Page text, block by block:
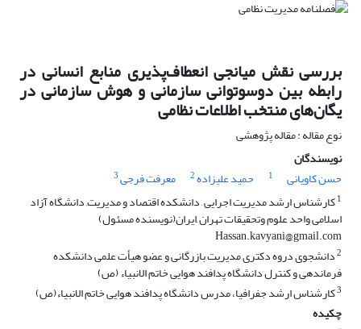
بررسی نقش میانجی انعطاف‌پذیری منابع انسانی در
رابطه بین دوسوتوانی سازمانی و هوش سازمانی در
یگان‌های منتخب اطلاعات نظامی
نوع مقاله : مقاله پژوهشی
نویسندگان
حسن کاویانی
1 حمید علیزاده2 معرفت فرجی3
1کارشناس ارشد مدیریت اجرایی , دانشکده اقتصاد و مدیریت, دانشگاه آزاد
اسلامی واحد علوم وتحقیقات تهران ,ایران(نویسنده مسئول)
Hassan.kavyani@gmail.com
2دانشجوی دروه دکتری مدیریت بازرگانی و عضو هیأت علمی دانشکده
فرماندهی و کنترل دانشگاه پدافند هوایی خاتم الانبیاء (ص)
3کارشناس ارشد جفرافیا، مدرس دانشگاه پدافند هوایی خاتم الانبیاء(ص)
چکیده